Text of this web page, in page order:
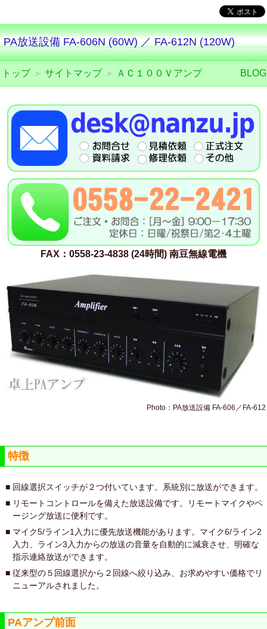
PA放送設備 FA-606N (60W) ／ FA-612N (120W)
トップ＞ サイトマップ＞ ＡＣ１００Ｖアンプ BLOG
FAX：0558-23-4838 (24時間) 南豆無線電機
Photo：PA放送設備 FA-606／FA-612
特徴
■ 回線選択スイッチが２つ付いています。系統別に放送ができます。
■ リモートコントロールを備えた放送設備です。リモートマイクやペ
ージング放送に便利です。
■ マイク5/ライン1入力に優先放送機能があります。マイク6/ライン2
入力、ライン3入力からの放送の音量を自動的に減衰させ、明確な
指示連絡放送ができます。
■ 従来型の５回線選択から２回線へ絞り込み、お求めやすい価格でリ
ニューアルされました。
PAアンプ前面